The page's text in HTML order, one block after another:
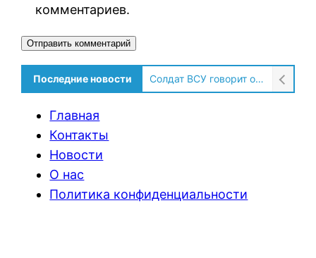
комментариев.
Alternative:
Последние новости Солдат ВСУ говорит о том, чтобы продавали топливо для ремонта техники в Угледаре
Главная
Контакты
Новости
О нас
Политика конфиденциальности